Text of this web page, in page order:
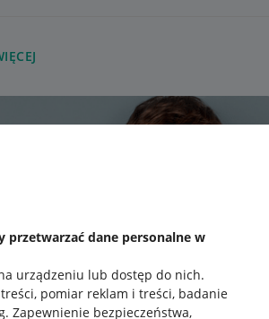
przetwarzać dane personalne w
urządzeniu lub dostęp do nich.
pomiar reklam i treści, badanie
. Zapewnienie bezpieczeństwa,